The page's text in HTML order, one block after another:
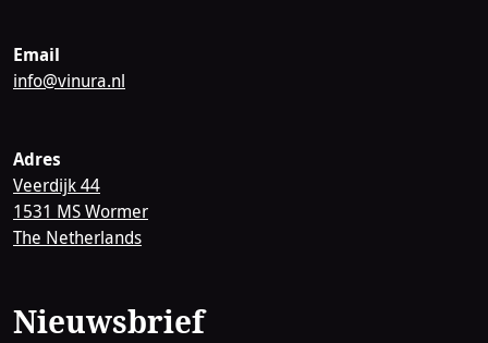
Email
info@vinura.nl
Adres
Veerdijk 44
1531 MS Wormer
The Netherlands
Nieuwsbrief